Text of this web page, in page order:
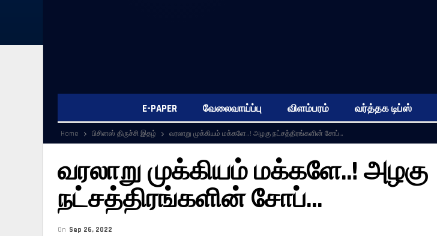
E-PAPER வேலைவாய்ப்பு விளம்பரம் வர்த்தக டிப்ஸ்
Home பிசினஸ் திருச்சி இதழ் வரலாறு முக்கியம் மக்களே..! அழகு நட்சத்திரங்களின் சோப்…
வரலாறு முக்கியம் மக்களே..! அழகு
நட்சத்திரங்களின் சோப்…
On Sep 26, 2022